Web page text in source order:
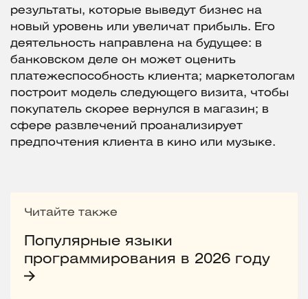
результаты, которые выведут бизнес на
новый уровень или увеличат прибыль. Его
деятельность направлена на будущее: в
банковском деле он может оценить
платежеспособность клиента; маркетологам
построит модель следующего визита, чтобы
покупатель скорее вернулся в магазин; в
сфере развлечений проанализирует
предпочтения клиента в кино или музыке.
Читайте также
Популярные языки
программирования в 2026 году